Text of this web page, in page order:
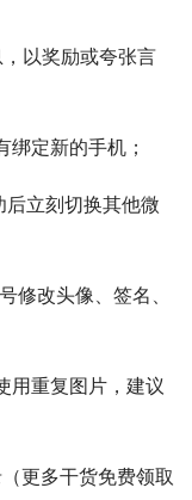
以奖励或夸张言
定新的手机；
后立刻切换其他微
修改头像、签名、
用重复图片，建议
更多干货免费领取